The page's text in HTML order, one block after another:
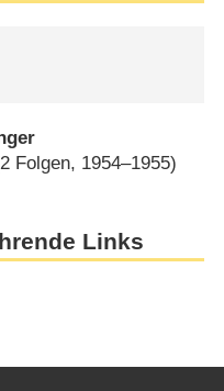
Folgen, 1954–1955)
Links